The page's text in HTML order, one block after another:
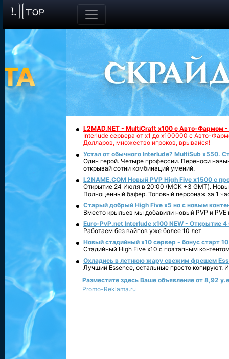
L2MAD.NET - MultiCraft x100 с Авто-Фармом
Interlude сервера от х1 до х100000 с Авто-
Долларов, множество игроков, врывайся!
Устал от обычного Interlude? MultiSub x550.
Один герой. Четыре профессии. Переноси
открывай сотни комбинаций умений.
L2NAME.COM Новый PVP High Five x1500 с
Открытие 24 Июля в 20:00 (МСК +3 GMT).
Полноценный бафер. Топовый персонаж за 1
Старый добрый High Five x5 но с новым
Вместо крыльев мы добавили новый PVP и PVE
Euro-PvP.net Interlude х100 NEW - Открытие 4
Работаем без вайпов уже более 10 лет
Новый стадийный х10 сервер - бонус старт
Стадийный High Five x10 с поэтапным
Охладись в летнюю жару свежим фрешем
Лучший Essence, остальные просто копируют.
Разместите здесь Ваше объявление от 8,92
Promo-Reklama.ru